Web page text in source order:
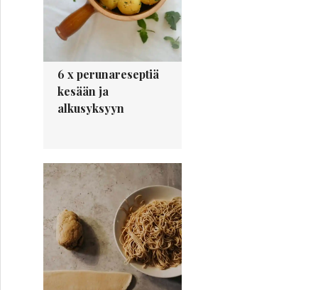
6 x perunareseptiä
kesään ja
alkusyksyyn